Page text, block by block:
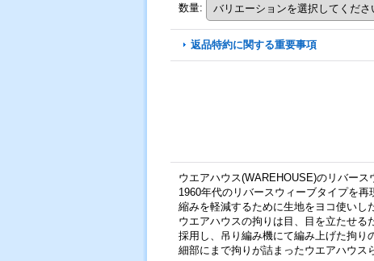
数量:
返品特約に関する重要事項
ウエアハウス(WAREHOUSE)のリバース
1960年代のリバースウィーブタイプを
縮みを軽減するために生地をヨコ使いし
ウエアハウスの拘りは目、目を立たせ
採用し、吊り編み機にて編み上げた拘り
細部にまで拘りが詰まったウエアハウス